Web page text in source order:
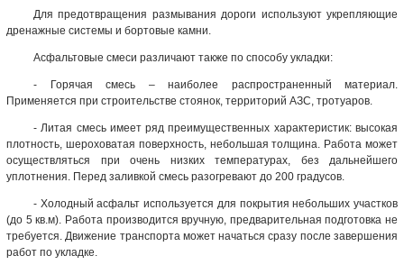
Для предотвращения размывания дороги используют укрепляющие
дренажные системы и бортовые камни.
Асфальтовые смеси различают также по способу укладки:
- Горячая смесь – наиболее распространенный материал.
Применяется при строительстве стоянок, территорий АЗС, тротуаров.
- Литая смесь имеет ряд преимущественных характеристик: высокая
плотность, шероховатая поверхность, небольшая толщина. Работа может
осуществляться при очень низких температурах, без дальнейшего
уплотнения. Перед заливкой смесь разогревают до 200 градусов.
- Холодный асфальт используется для покрытия небольших участков
(до 5 кв.м). Работа производится вручную, предварительная подготовка не
требуется. Движение транспорта может начаться сразу после завершения
работ по укладке.